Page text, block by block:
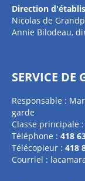
Direction
Nicolas de
Annie Bilodeau,
SERVICE DE
Responsable :
garde
Classe principale
Téléphone : 418
Télécopieur : 418
Courriel :